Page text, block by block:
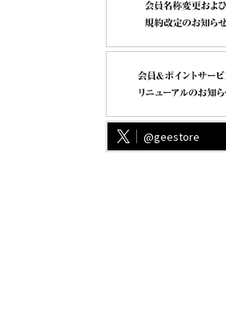
@geestore
影山飛雄 缶バッジ
Ver.1.0